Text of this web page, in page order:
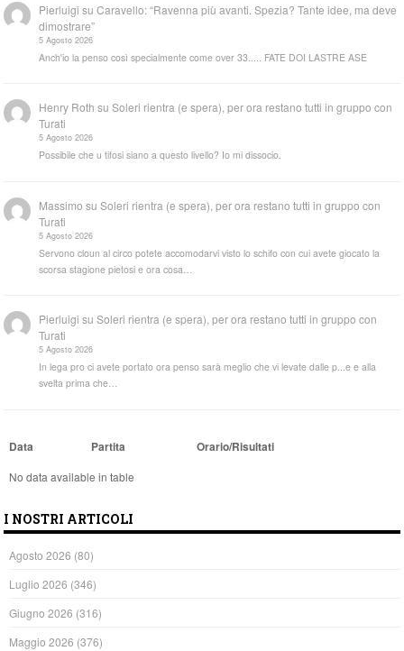
Pierluigi suCaravello: “Ravenna più avanti. Spezia? Tante idee, ma deve
dimostrare”
5 Agosto 2026
Anch'io la penso così specialmente come over 33..... FATE DOI LASTRE ASE
Henry Roth suSoleri rientra (e spera), per ora restano tutti in gruppo con
Turati
5 Agosto 2026
Possibile che u tifosi siano a questo livello? Io mi dissocio.
Massimo suSoleri rientra (e spera), per ora restano tutti in gruppo con
Turati
5 Agosto 2026
Servono cloun al circo potete accomodarvi visto lo schifo con cui avete giocato la
scorsa stagione pietosi e ora cosa…
Pierluigi suSoleri rientra (e spera), per ora restano tutti in gruppo con
Turati
5 Agosto 2026
In lega pro ci avete portato ora penso sarà meglio che vi levate dalle p...e e alla
svelta prima che…
Data Partita Orario/Risultati
No data available in table
I NOSTRI ARTICOLI
Agosto 2026 (80)
Luglio 2026 (346)
Giugno 2026 (316)
Maggio 2026 (376)